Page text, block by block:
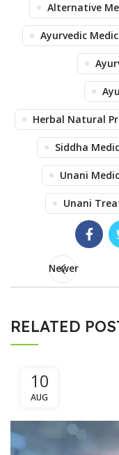
Alternative
Ayurvedic
Herbal Natural
Siddha
Unani
Unani
Newer
RELATED
10
AUG